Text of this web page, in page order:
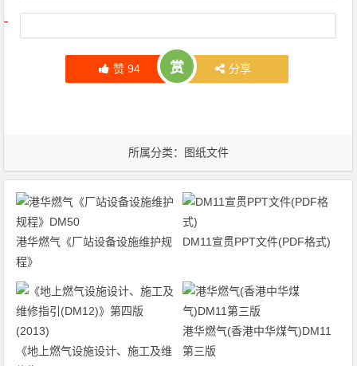
文章导航
赞 94 赏 分享
所属分类： 图纸文件
港华燃气《厂站设备设施维护规
程》
DM11宣贯PPT文件(PDF格式)
《地上燃气设施设计、施工及维
港华燃气(香港中华煤气)DM11
第三版